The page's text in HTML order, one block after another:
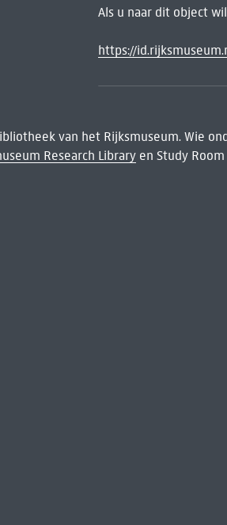
Als u naar dit object
https://
van het Rijksmuseum. Wie
Research Libraryen Study Room